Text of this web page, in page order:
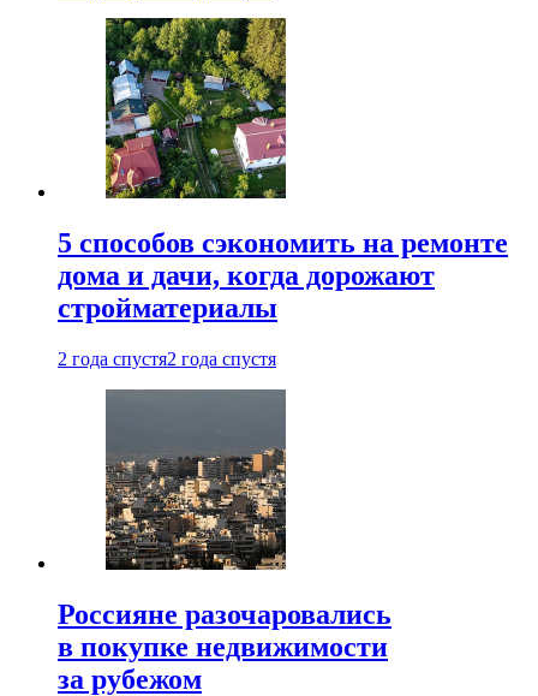
5 способов сэкономить на ремонте
дома и дачи, когда дорожают
стройматериалы
2 года спустя2 года спустя
Россияне разочаровались
в покупке недвижимости
за рубежом